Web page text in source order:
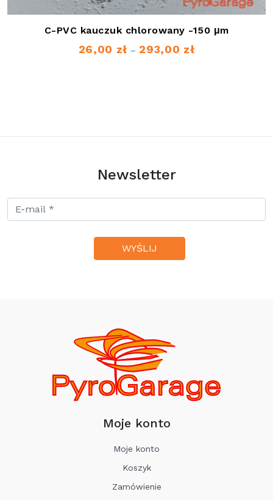
C-PVC kauczuk chlorowany -150 μm
26,00 zł – 293,00 złZakres
Newsletter
Moje konto
Moje konto
Koszyk
Zamówienie